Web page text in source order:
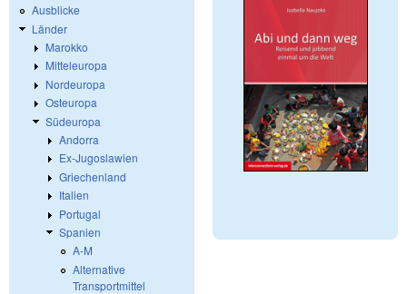
Ausblicke
Länder
Marokko
Mitteleuropa
Nordeuropa
Osteuropa
Südeuropa
Andorra
Ex-Jugoslawien
Griechenland
Italien
Portugal
Spanien
A-M
Alternative
Transportmittel